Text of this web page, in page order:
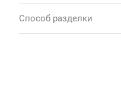
Способ разделки